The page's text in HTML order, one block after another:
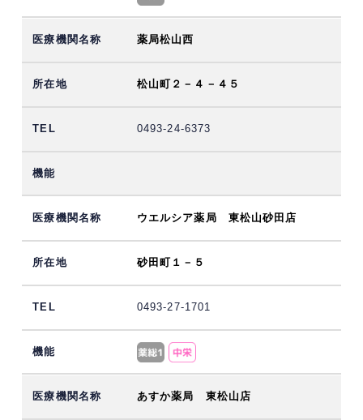
薬局松山西
松山町２－４－４５
0493-24-6373
ウエルシア薬局 東松山砂田店
砂田町１－５
0493-27-1701
あすか薬局 東松山店